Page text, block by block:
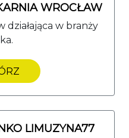
WROCŁAW
działająca w branży
LIMUZYNA77